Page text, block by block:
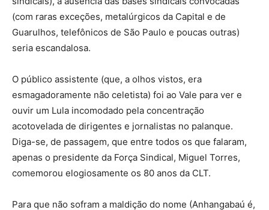
(com raras exceções, metalúrgicos da Capital e de
Guarulhos, telefônicos de São Paulo e poucas outras)
seria escandalosa.
O público assistente (que, a olhos vistos, era
esmagadoramente não celetista) foi ao Vale para ver e
ouvir um Lula incomodado pela concentração
acotovelada de dirigentes e jornalistas no palanque.
Diga-se, de passagem, que entre todos os que falaram,
apenas o presidente da Força Sindical, Miguel Torres,
comemorou elogiosamente os 80 anos da CLT.
Para que não sofram a maldição do nome (Anhangabaú é,